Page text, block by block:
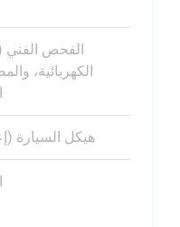
الفحص الفني
الكهربائية،
هيكل السيارة